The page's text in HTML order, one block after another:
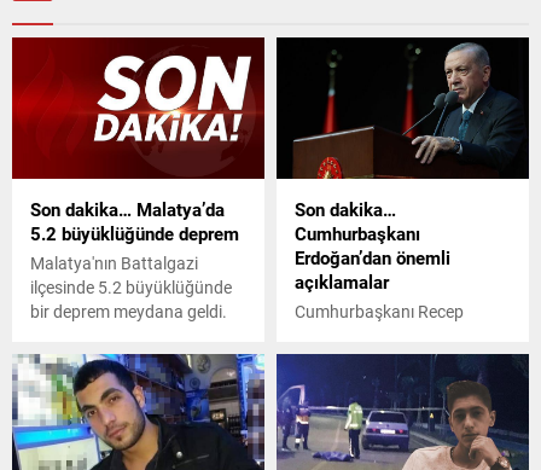
Son dakika… Malatya’da
5.2 büyüklüğünde deprem
Malatya'nın Battalgazi
ilçesinde 5.2 büyüklüğünde
bir deprem meydana geldi.
Son dakika…
Cumhurbaşkanı
Erdoğan’dan önemli
açıklamalar
Cumhurbaşkanı Recep
Üniversitesi'nde Kadına
Yönelik Şiddete Karşı
Uluslararası Mücadele Günü
Programı'nda konuşma
yapıyor.